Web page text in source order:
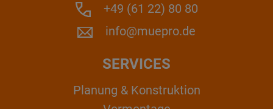
+49 (61 22) 80 80
info@muepro.de
SERVICES
Planung & Konstruktion